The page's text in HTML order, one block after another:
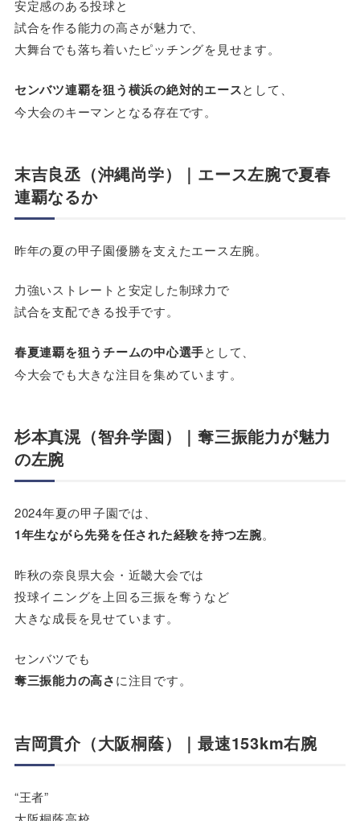
安定感のある投球と
試合を作る能力の高さが魅力で、
大舞台でも落ち着いたピッチングを見せます。
センバツ連覇を狙う横浜の絶対的エースとして、
今大会のキーマンとなる存在です。
末吉良丞（沖縄尚学）｜エース左腕で夏春
連覇なるか
昨年の夏の甲子園優勝を支えたエース左腕。
力強いストレートと安定した制球力で
試合を支配できる投手です。
春夏連覇を狙うチームの中心選手として、
今大会でも大きな注目を集めています。
杉本真滉（智弁学園）｜奪三振能力が魅力
の左腕
2024年夏の甲子園では、
1年生ながら先発を任された経験を持つ左腕。
昨秋の奈良県大会・近畿大会では
投球イニングを上回る三振を奪うなど
大きな成長を見せています。
センバツでも
奪三振能力の高さに注目です。
吉岡貫介（大阪桐蔭）｜最速153km右腕
“王者”